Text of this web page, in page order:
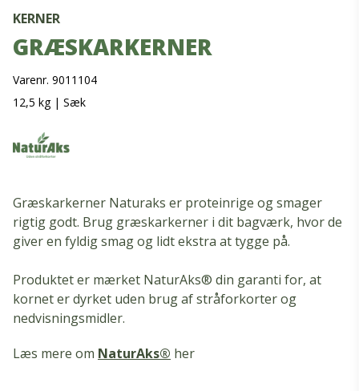
KERNER
GRÆSKARKERNER
Varenr. 9011104
12,5 kg | Sæk
Græskarkerner Naturaks er proteinrige og smager
rigtig godt. Brug græskarkerner i dit bagværk, hvor de
giver en fyldig smag og lidt ekstra at tygge på.
Produktet er mærket NaturAks® din garanti for, at
kornet er dyrket uden brug af stråforkorter og
nedvisningsmidler.
Læs mere om NaturAks® her